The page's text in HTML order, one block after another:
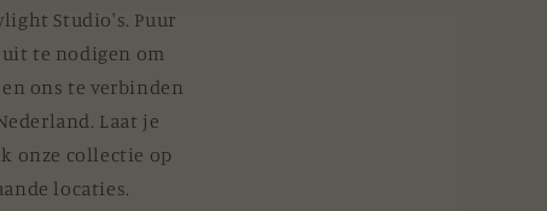
Studio's. Puur
te nodigen om
ons te verbinden
Laat je
onze collectie op
locaties.